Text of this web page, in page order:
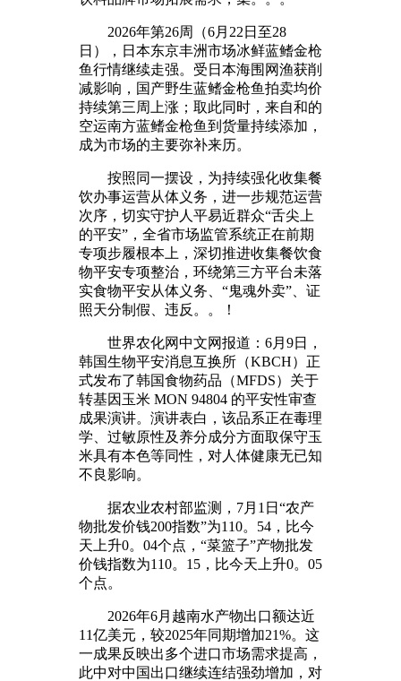
2026年第26周（6月22日至28
日），日本东京丰洲市场冰鲜蓝鳍金枪
鱼行情继续走强。受日本海围网渔获削
减影响，国产野生蓝鳍金枪鱼拍卖均价
持续第三周上涨；取此同时，来自和的
空运南方蓝鳍金枪鱼到货量持续添加，
成为市场的主要弥补来历。
按照同一摆设，为持续强化收集餐
饮办事运营从体义务，进一步规范运营
次序，切实守护人平易近群众“舌尖上
的平安”，全省市场监管系统正在前期
专项步履根本上，深切推进收集餐饮食
物平安专项整治，环绕第三方平台未落
实食物平安从体义务、“鬼魂外卖”、证
照天分制假、违反。。！
世界农化网中文网报道：6月9日，
韩国生物平安消息互换所（KBCH）正
式发布了韩国食物药品（MFDS）关于
转基因玉米 MON 94804 的平安性审查
成果演讲。演讲表白，该品系正在毒理
学、过敏原性及养分成分方面取保守玉
米具有本色等同性，对人体健康无已知
不良影响。
据农业农村部监测，7月1日“农产
物批发价钱200指数”为110。54，比今
天上升0。04个点，“菜篮子”产物批发
价钱指数为110。15，比今天上升0。05
个点。
2026年6月越南水产物出口额达近
11亿美元，较2025年同期增加21%。这
一成果反映出多个进口市场需求提高，
此中对中国出口继续连结强劲增加，对